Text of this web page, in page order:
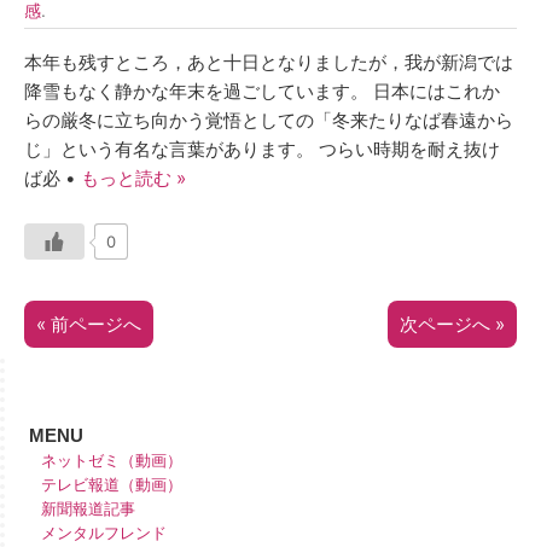
感.
本年も残すところ，あと十日となりましたが，我が新潟では
降雪もなく静かな年末を過ごしています。 日本にはこれか
らの厳冬に立ち向かう覚悟としての「冬来たりなば春遠から
じ」という有名な言葉があります。 つらい時期を耐え抜け
ば必 • もっと読む »
0
« 前ページへ 次ページへ »
MENU
ネットゼミ（動画）
テレビ報道（動画）
新聞報道記事
メンタルフレンド